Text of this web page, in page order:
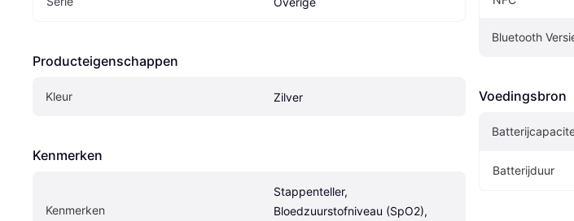
Producteigenschappen
Kleur Zilver
Kenmerken
Kenmerken
Stappenteller,
Bloedzuurstofniveau (SpO2),
Bluetooth
Voedingsbron
Batterijduur